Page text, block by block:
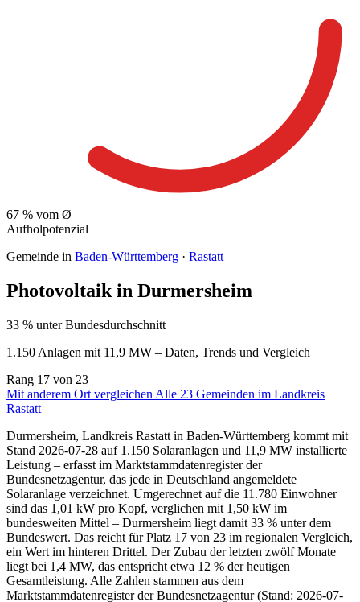
67 % vom Ø
Aufholpotenzial
Gemeinde in Baden-Württemberg · Rastatt
Photovoltaik in Durmersheim
33 % unter Bundesdurchschnitt
1.150 Anlagen mit 11,9 MW – Daten, Trends und Vergleich
Rang 17 von 23
Mit anderem Ort vergleichen Alle 23 Gemeinden im Landkreis
Rastatt
Durmersheim, Landkreis Rastatt in Baden-Württemberg kommt mit
Stand 2026-07-28 auf 1.150 Solaranlagen und 11,9 MW installierte
Leistung – erfasst im Marktstammdatenregister der
Bundesnetzagentur, das jede in Deutschland angemeldete
Solaranlage verzeichnet. Umgerechnet auf die 11.780 Einwohner
sind das 1,01 kW pro Kopf, verglichen mit 1,50 kW im
bundesweiten Mittel – Durmersheim liegt damit 33 % unter dem
Bundeswert. Das reicht für Platz 17 von 23 im regionalen Vergleich,
ein Wert im hinteren Drittel. Der Zubau der letzten zwölf Monate
liegt bei 1,4 MW, das entspricht etwa 12 % der heutigen
Gesamtleistung. Alle Zahlen stammen aus dem
Marktstammdatenregister der Bundesnetzagentur (Stand: 2026-07-